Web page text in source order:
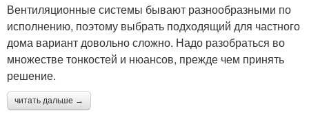
Вентиляционные системы бывают разнообразными по
исполнению, поэтому выбрать подходящий для частного
дома вариант довольно сложно. Надо разобраться во
множестве тонкостей и нюансов, прежде чем принять
решение.
читать дальше →